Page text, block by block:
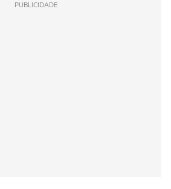
PUBLICIDADE